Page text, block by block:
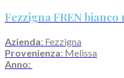
Fezzigna FREN
Azienda: Fezzigna
Provenienza: Melissa
Anno: